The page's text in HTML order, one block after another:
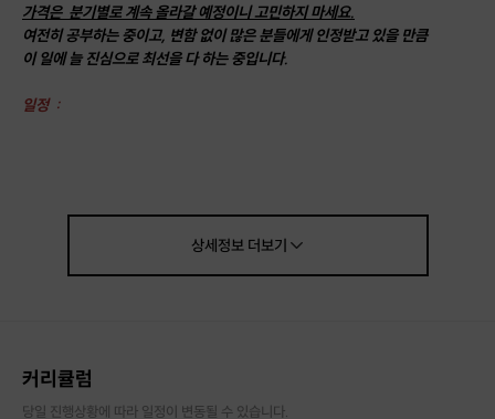
가격은 분기별로 계속 올라갈 예정이니 고민하지 마세요.
여전히 공부하는 중이고, 변함 없이 많은 분들에게 인정받고 있을 만큼
이 일에 늘 진심으로 최선을 다 하는 중입니다.
일정 :
부탁드리겠습니다.
상세정보더보기
커리큘럼
당일 진행상황에 따라 일정이 변동될 수 있습니다.